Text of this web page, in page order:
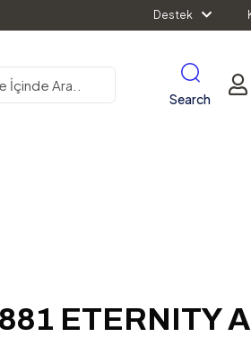
Destek
Search
ETERNITY